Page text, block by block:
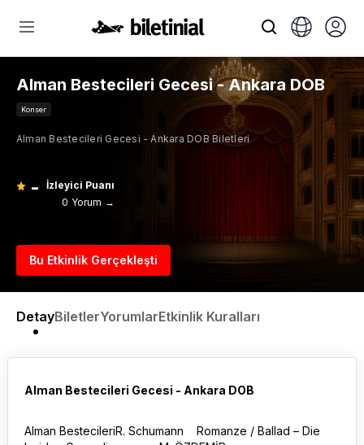
Alman Bestecileri Gecesi - Ankara DOB
Konser
Alman Bestecileri Gecesi - Ankara DOB Biletleri
-
İzleyici Puanı
0 Yorum →
Bu Etkinlik Gerçekleşti
DetayBiletlerYorumlarEtkinlik Kuralları
Alman Bestecileri Gecesi - Ankara DOB
Alman BestecileriR. Schumann Romanze / Ballad – Die